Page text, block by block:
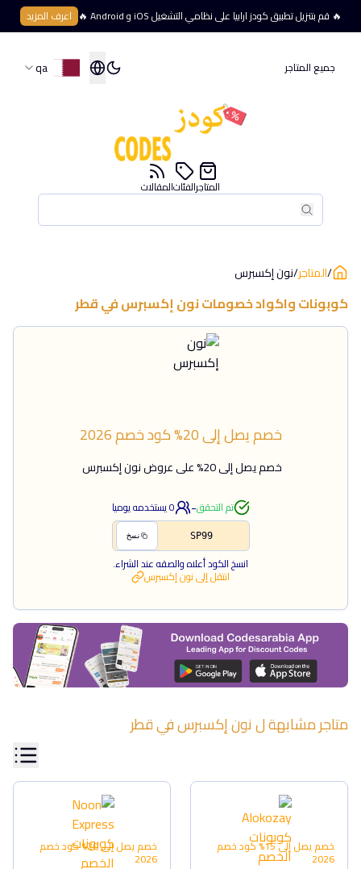
🔥 قم بتنزيل تطبيق كودز ارابيا على نظامي التشغيل iOS و Android 🔥 اعرف المزيد
جميع المتاجر qa
بحث
بحث
المتاجرالفئاتالمقالات
/المتاجر/نون إكسبرس
كوبونات واكواد خصوماتنون إكسبرسفيقطر
خصم يصل إلى 20% كود خصم2026
خصم يصل إلى 20% على عروض نون إكسبرس
تم التحقق-
0يستخدمه يوميا
SP99 نسخ
انسخ الكود أعلاه والصقه عند الشراء.
انتقل إلىنون إكسبرس
متاجر مشابهة لنون إكسبرسفيقطر
خصم يصل إلى 15% كود خصم
2026
خصم يصل إلى 20% كود خصم
2026